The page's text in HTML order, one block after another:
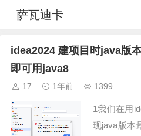
萨瓦迪卡
idea2024 建项目时java版
即可用java8
17 1年前 1399
1我们在用
现java版本